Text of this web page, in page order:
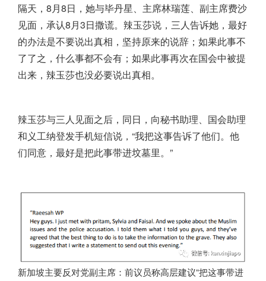
隔天，8月8日，她与毕丹星、主席林瑞莲、副主席费沙
见面，承认8月3日撒谎。辣玉莎说，三人告诉她，最好
的办法是不要说出真相，坚持原来的说辞；如果此事不
了了之，什么事都不会有；如果此事再次在国会中被提
出来，辣玉莎也没必要说出真相。
辣玉莎与三人见面之后，同日，向秘书助理、国会助理
和义工纳登发手机短信说，“我把这事告诉了他们。他
们同意，最好是把此事带进坟墓里。”
新加坡主要反对党副主席：前议员称高层建议“把这事带进